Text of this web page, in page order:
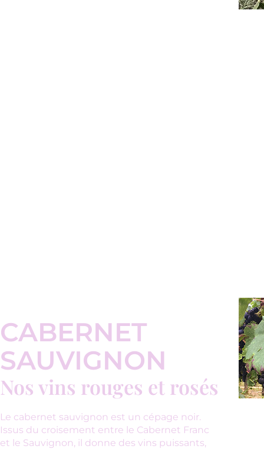
CABERNET
SAUVIGNON
Nos vins rouges et rosés
Le cabernet sauvignon est un cépage noir.
Issus du croisement entre le Cabernet Franc
et le Sauvignon, il donne des vins puissants,